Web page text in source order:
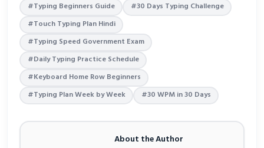
#Typing Beginners Guide
#30 Days Typing Challenge
#Touch Typing Plan Hindi
#Typing Speed Government Exam
#Daily Typing Practice Schedule
#Keyboard Home Row Beginners
#Typing Plan Week by Week
#30 WPM in 30 Days
About the Author